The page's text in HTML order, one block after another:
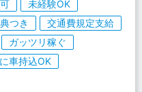
未経験OK
つき
交通費規定支給
ガッツリ稼ぐ
車持込OK